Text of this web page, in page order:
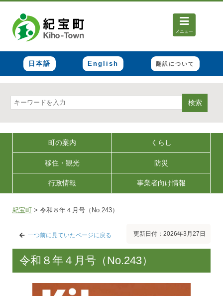
メニュー
日本語 English 翻訳について
検索
町の案内 くらし
移住・観光 防災
行政情報 事業者向け情報
紀宝町 > 令和８年４月号（No.243）
一つ前に見ていたページに戻る 更新日付：2026年3月27日
令和８年４月号（No.243）